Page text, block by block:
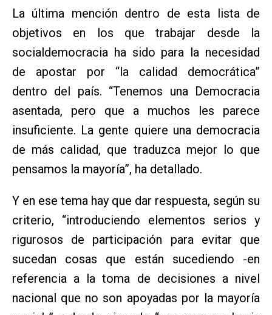
La última mención dentro de esta lista de
objetivos en los que trabajar desde la
socialdemocracia ha sido para la necesidad
de apostar por “la calidad democrática”
dentro del país. “Tenemos una Democracia
asentada, pero que a muchos les parece
insuficiente. La gente quiere una democracia
de más calidad, que traduzca mejor lo que
pensamos la mayoría”, ha detallado.
Y en ese tema hay que dar respuesta, según su
criterio, “introduciendo elementos serios y
rigurosos de participación para evitar que
sucedan cosas que están sucediendo -en
referencia a la toma de decisiones a nivel
nacional que no son apoyadas por la mayoría